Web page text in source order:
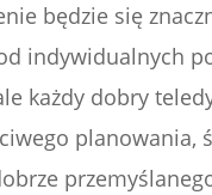
będzie się
indywidualnych
każdy dobry
planowania,